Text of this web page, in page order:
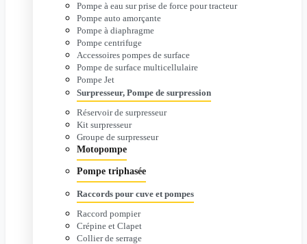
Pompe à eau sur prise de force pour tracteur
Pompe auto amorçante
Pompe à diaphragme
Pompe centrifuge
Accessoires pompes de surface
Pompe de surface multicellulaire
Pompe Jet
Surpresseur, Pompe de surpression
Réservoir de surpresseur
Kit surpresseur
Groupe de surpresseur
Motopompe
Pompe triphasée
Raccords pour cuve et pompes
Raccord pompier
Crépine et Clapet
Collier de serrage